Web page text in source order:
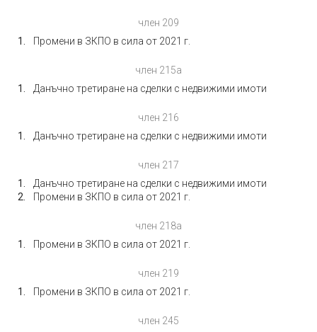
член 209
Промени в ЗКПО в сила от 2021 г.
член 215а
Данъчно третиране на сделки с недвижими имоти
член 216
Данъчно третиране на сделки с недвижими имоти
член 217
Данъчно третиране на сделки с недвижими имоти
Промени в ЗКПО в сила от 2021 г.
член 218а
Промени в ЗКПО в сила от 2021 г.
член 219
Промени в ЗКПО в сила от 2021 г.
член 245